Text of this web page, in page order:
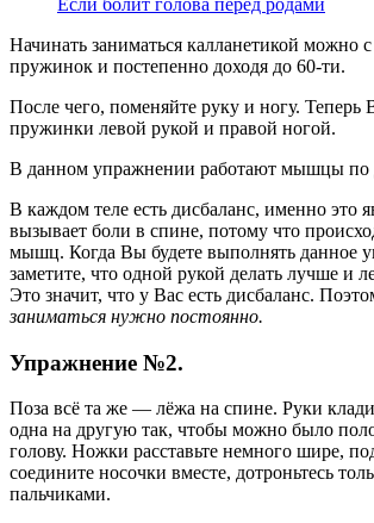
Если болит голова перед родами
Начинать заниматься калланетикой можно
пружинок и постепенно доходя до 60-ти.
После чего, поменяйте руку и ногу. Теперь
пружинки левой рукой и правой ногой.
В данном упражнении работают мышцы по
В каждом теле есть дисбаланс, именно это
вызывает боли в спине, потому что
мышц. Когда Вы будете выполнять данное
заметите, что одной рукой делать лучше и
Это значит, что у Вас есть дисбаланс.
заниматься нужно постоянно.
Упражнение №2.
Поза всё та же — лёжа на спине. Руки
одна на другую так, чтобы можно было
голову. Ножки расставьте немного шире,
соедините носочки вместе, дотроньтесь
пальчиками.